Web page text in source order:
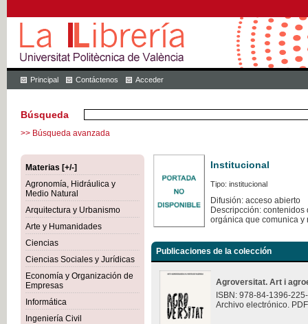
Principal Contáctenos Acceder
Búsqueda
>> Búsqueda avanzada
Materias [+/-]
Agronomía, Hidráulica y
Medio Natural
Arquitectura y Urbanismo
Arte y Humanidades
Ciencias
Ciencias Sociales y Jurídicas
Economía y Organización de
Empresas
Informática
Ingeniería Civil
Institucional
Tipo: institucional
Difusión: acceso abierto
Descripcción:
orgánica que comunica y
Publicaciones de la colección
Agroversitat. Art i
ISBN: 978-84-1396-
Archivo electrónico.